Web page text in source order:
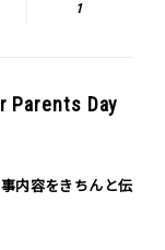
1
Parents Day
内容をきちんと伝